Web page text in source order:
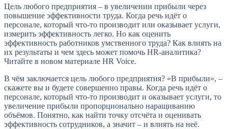
Цель любого предприятия – в увеличении прибыли через
повышение эффективности труда. Когда речь идёт о
персонале, который что-то производит или оказывает услуги,
измерить эффективность легко. Но как оценить
эффективность работников умственного труда? Как влиять на
их результаты и чем здесь может помочь HR-аналитика?
Читайте в новом материале HR Voice.
В чём заключается цель любого предприятия? «В прибыли», –
скажете вы и будете совершенно правы. Когда речь идёт о
персонале, который что-то производит и оказывает услуги, то
увеличение прибыли пропорционально наращиванию
объёмов. Понятно, как найти точку отсчёта и оценивать
эффективность сотрудников, а значит – и влиять на неё.